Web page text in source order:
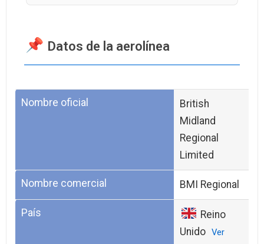
Datos de la aerolínea
Nombre oficial
British
Midland
Regional
Limited
Nombre comercial BMI Regional
País
Reino
Unido Ver